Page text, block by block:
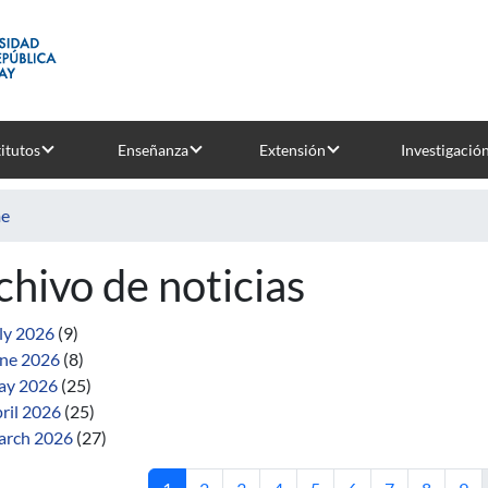
Enseñanza Extensión Investigación
de noticias
2026 (9)
2026 (8)
2026 (25)
2026 (25)
2026 (27)